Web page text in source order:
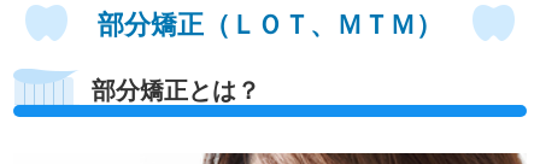
部分矯正（ＬＯＴ、ＭＴＭ）
部分矯正とは？